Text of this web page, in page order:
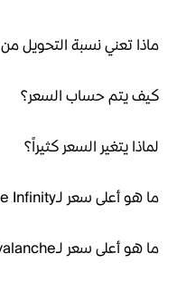
ماذا تعني نسبة التحويل من Axie Infinity إلى Avalanche؟
كيف يتم حساب السعر؟
لماذا يتغير السعر كثيراً؟
ما هو أعلى سعر لـAxie Infinity على الإطلاق؟
ما هو أعلى سعر لـAvalanche على الإطلاق؟